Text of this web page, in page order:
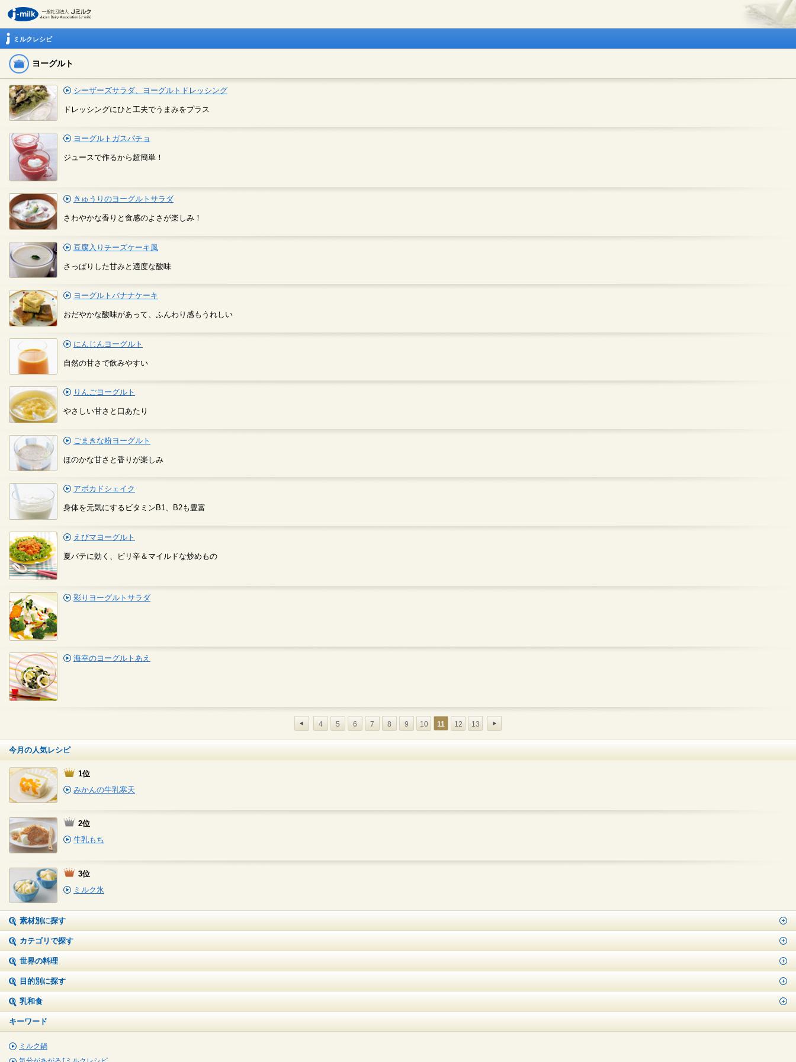
ミルクレシピ
ヨーグルト
シーザーズサラダ、ヨーグルトドレッシング
ドレッシングにひと工夫でうまみをプラス
ヨーグルトガスパチョ
ジュースで作るから超簡単！
きゅうりのヨーグルトサラダ
さわやかな香りと食感のよさが楽しみ！
豆腐入りチーズケーキ風
さっぱりした甘みと適度な酸味
ヨーグルトバナナケーキ
おだやかな酸味があって、ふんわり感もうれしい
にんじんヨーグルト
自然の甘さで飲みやすい
りんごヨーグルト
やさしい甘さと口あたり
ごまきな粉ヨーグルト
ほのかな甘さと香りが楽しみ
アボカドシェイク
身体を元気にするビタミンB1、B2も豊富
えびマヨーグルト
夏バテに効く、ピリ辛＆マイルドな炒めもの
彩りヨーグルトサラダ
海幸のヨーグルトあえ
4 5 6 7 8 9 10 11 12 13
今月の人気レシピ
1位
みかんの牛乳寒天
2位
牛乳もち
3位
ミルク氷
素材別に探す
カテゴリで探す
世界の料理
目的別に探す
乳和食
キーワード
ミルク鍋